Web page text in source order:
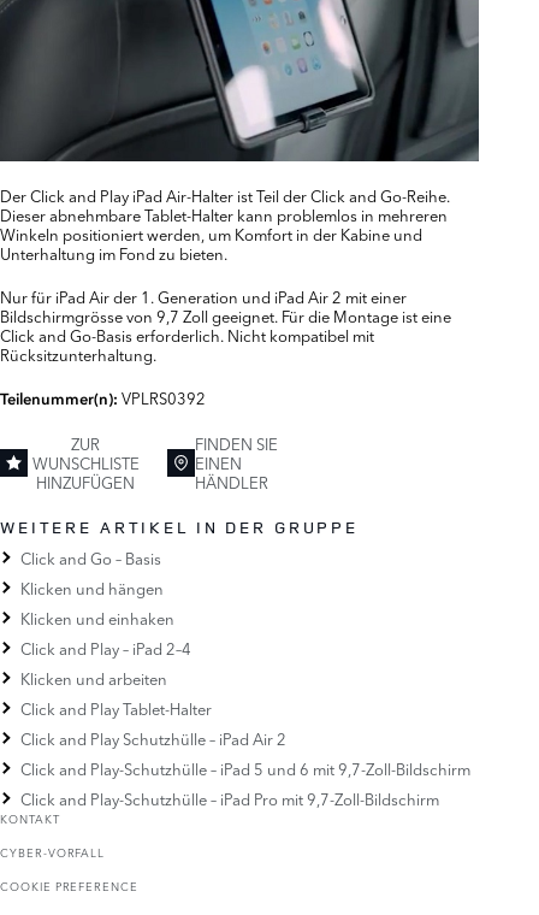
Der Click and Play iPad Air-Halter ist Teil der Click and Go-Reihe.
Dieser abnehmbare Tablet-Halter kann problemlos in mehreren
Winkeln positioniert werden, um Komfort in der Kabine und
Unterhaltung im Fond zu bieten.
Nur für iPad Air der 1. Generation und iPad Air 2 mit einer
Bildschirmgrösse von 9,7 Zoll geeignet. Für die Montage ist eine
Click and Go-Basis erforderlich. Nicht kompatibel mit
Rücksitzunterhaltung.
Teilenummer(n): VPLRS0392
ZUR
WUNSCHLISTE
HINZUFÜGEN
FINDEN SIE
EINEN
HÄNDLER
WEITERE ARTIKEL IN DER GRUPPE
Click and Go – Basis
Klicken und hängen
Klicken und einhaken
Click and Play – iPad 2–4
Klicken und arbeiten
Click and Play Tablet-Halter
Click and Play Schutzhülle – iPad Air 2
Click and Play-Schutzhülle – iPad 5 und 6 mit 9,7-Zoll-Bildschirm
Click and Play-Schutzhülle – iPad Pro mit 9,7-Zoll-Bildschirm
KONTAKT
CYBER-VORFALL
COOKIE PREFERENCE